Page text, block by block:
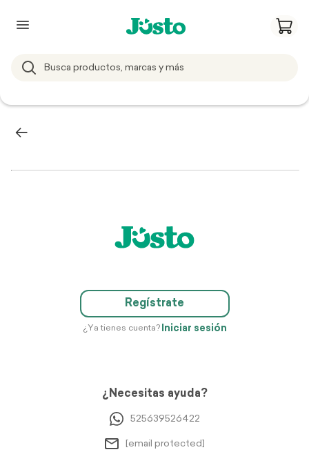
Regístrate
¿Ya tienes cuenta? Iniciar sesión
¿Necesitas ayuda?
525639526422
[email protected]